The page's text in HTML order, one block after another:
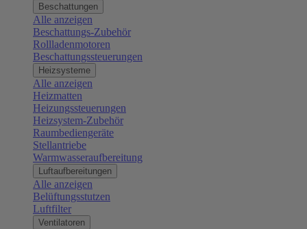
Beschattungen
Alle anzeigen
Beschattungs-Zubehör
Rollladenmotoren
Beschattungssteuerungen
Heizsysteme
Alle anzeigen
Heizmatten
Heizungssteuerungen
Heizsystem-Zubehör
Raumbediengeräte
Stellantriebe
Warmwasseraufbereitung
Luftaufbereitungen
Alle anzeigen
Belüftungsstutzen
Luftfilter
Ventilatoren